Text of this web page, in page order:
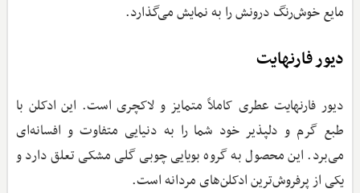
مایع خوش‌رنگ درونش را به نمایش می‌گذارد.
دیور فارنهایت
دیور فارنهایت عطری کاملاً متمایز و لاکچری است. این ادکلن با
طبع گرم و دلپذیر خود شما را به دنیایی متفاوت و افسانه‌ای
می‌برد. این محصول به گروه بویایی چوبی گلی مشکی تعلق دارد و
یکی از پرفروش‌ترین ادکلن‌های مردانه است.